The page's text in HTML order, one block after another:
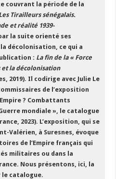
couvrant la période de la
Tirailleurs sénégalais.
et réalité 1939-
la suite orienté ses
décolonisation, ce qui a
: La fin de la « Force
et la décolonisation
2019). Il codirige avec Julie Le
de l’exposition
? Combattants
mondiale », le catalogue
2023). L’exposition, qui se
Valérien, à Suresnes, évoque
de l’Empire français qui
militaires ou dans la
Nous présentons, ici, la
le catalogue.